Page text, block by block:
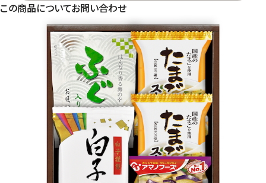
この商品についてお問い合わせ